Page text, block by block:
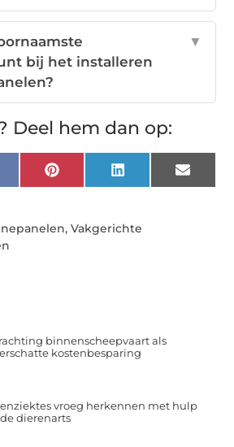
bij het installeren
▼
Deel hem dan op:
PinterestLinkedInEmail
, Vakgerichte
binnenscheepvaart als
kostenbesparing
vroeg herkennen met hulp
dierenarts